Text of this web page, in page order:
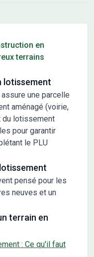
en
terrains
lotissement
une parcelle
aménagé (voirie,
du lotissement
pour garantir
le PLU
pensé pour les
neuves et un
terrain en
: Ce qu'il faut